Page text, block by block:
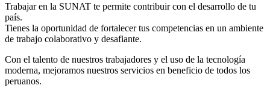
Trabajar en la SUNAT te permite contribuir con el desarrollo de tu
país.
Tienes la oportunidad de fortalecer tus competencias en un ambiente
de trabajo colaborativo y desafiante.
Con el talento de nuestros trabajadores y el uso de la tecnología
moderna, mejoramos nuestros servicios en beneficio de todos los
peruanos.